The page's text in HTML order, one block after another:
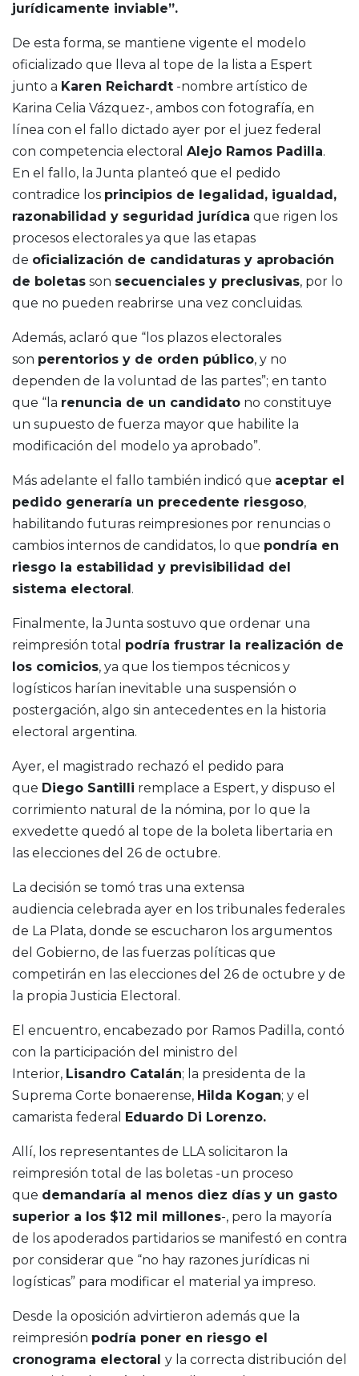
jurídicamente inviable”.
De esta forma, se mantiene vigente el modelo
oficializado que lleva al tope de la lista a Espert
junto a Karen Reichardt -nombre artístico de
Karina Celia Vázquez-, ambos con fotografía, en
línea con el fallo dictado ayer por el juez federal
con competencia electoral Alejo Ramos Padilla.
En el fallo, la Junta planteó que el pedido
contradice los principios de legalidad, igualdad,
razonabilidad y seguridad jurídica que rigen los
procesos electorales ya que las etapas
de oficialización de candidaturas y aprobación
de boletas son secuenciales y preclusivas, por lo
que no pueden reabrirse una vez concluidas.
Además, aclaró que “los plazos electorales
son perentorios y de orden público, y no
dependen de la voluntad de las partes”; en tanto
que “la renuncia de un candidato no constituye
un supuesto de fuerza mayor que habilite la
modificación del modelo ya aprobado”.
Más adelante el fallo también indicó que aceptar el
pedido generaría un precedente riesgoso,
habilitando futuras reimpresiones por renuncias o
cambios internos de candidatos, lo que pondría en
riesgo la estabilidad y previsibilidad del
sistema electoral.
Finalmente, la Junta sostuvo que ordenar una
reimpresión total podría frustrar la realización de
los comicios, ya que los tiempos técnicos y
logísticos harían inevitable una suspensión o
postergación, algo sin antecedentes en la historia
electoral argentina.
Ayer, el magistrado rechazó el pedido para
que Diego Santilli remplace a Espert, y dispuso el
corrimiento natural de la nómina, por lo que la
exvedette quedó al tope de la boleta libertaria en
las elecciones del 26 de octubre.
La decisión se tomó tras una extensa
audiencia celebrada ayer en los tribunales federales
de La Plata, donde se escucharon los argumentos
del Gobierno, de las fuerzas políticas que
competirán en las elecciones del 26 de octubre y de
la propia Justicia Electoral.
El encuentro, encabezado por Ramos Padilla, contó
con la participación del ministro del
Interior, Lisandro Catalán; la presidenta de la
Suprema Corte bonaerense, Hilda Kogan; y el
camarista federal Eduardo Di Lorenzo.
Allí, los representantes de LLA solicitaron la
reimpresión total de las boletas -un proceso
que demandaría al menos diez días y un gasto
superior a los $12 mil millones-, pero la mayoría
de los apoderados partidarios se manifestó en contra
por considerar que “no hay razones jurídicas ni
logísticas” para modificar el material ya impreso.
Desde la oposición advirtieron además que la
reimpresión podría poner en riesgo el
cronograma electoral y la correcta distribución del